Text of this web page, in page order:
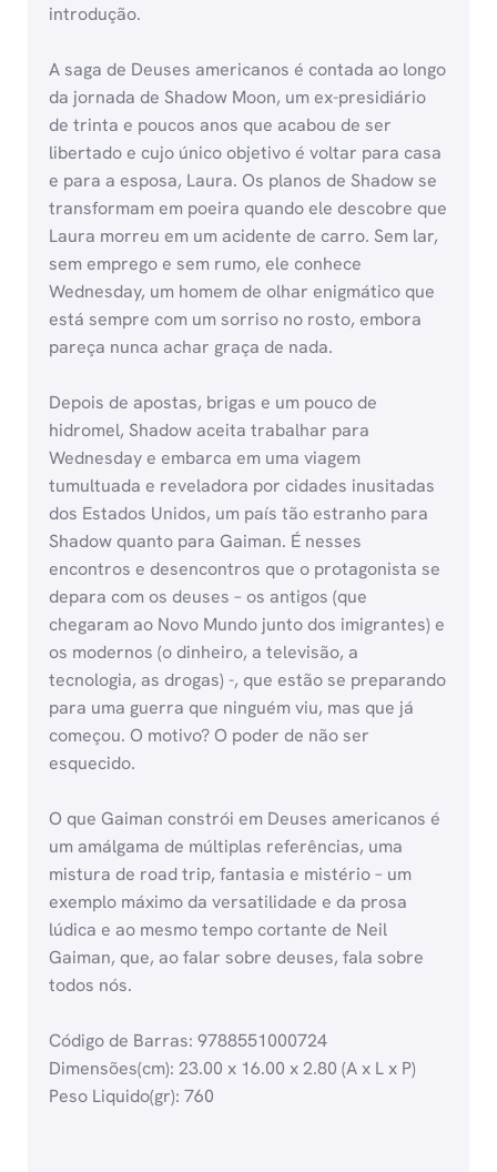
introdução.
A saga de Deuses americanos é contada ao longo
da jornada de Shadow Moon, um ex-presidiário
de trinta e poucos anos que acabou de ser
libertado e cujo único objetivo é voltar para casa
e para a esposa, Laura. Os planos de Shadow se
transformam em poeira quando ele descobre que
Laura morreu em um acidente de carro. Sem lar,
sem emprego e sem rumo, ele conhece
Wednesday, um homem de olhar enigmático que
está sempre com um sorriso no rosto, embora
pareça nunca achar graça de nada.
Depois de apostas, brigas e um pouco de
hidromel, Shadow aceita trabalhar para
Wednesday e embarca em uma viagem
tumultuada e reveladora por cidades inusitadas
dos Estados Unidos, um país tão estranho para
Shadow quanto para Gaiman. É nesses
encontros e desencontros que o protagonista se
depara com os deuses – os antigos (que
chegaram ao Novo Mundo junto dos imigrantes) e
os modernos (o dinheiro, a televisão, a
tecnologia, as drogas) -, que estão se preparando
para uma guerra que ninguém viu, mas que já
começou. O motivo? O poder de não ser
esquecido.
O que Gaiman constrói em Deuses americanos é
um amálgama de múltiplas referências, uma
mistura de road trip, fantasia e mistério – um
exemplo máximo da versatilidade e da prosa
lúdica e ao mesmo tempo cortante de Neil
Gaiman, que, ao falar sobre deuses, fala sobre
todos nós.
Código de Barras: 9788551000724
Dimensões(cm): 23.00 x 16.00 x 2.80 (A x L x P)
Peso Liquido(gr): 760